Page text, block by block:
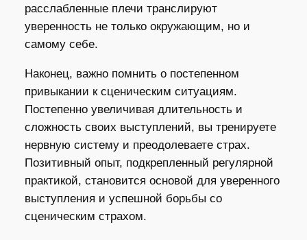
расслабленные плечи транслируют
уверенность не только окружающим, но и
самому себе.
Наконец, важно помнить о постепенном
привыкании к сценическим ситуациям.
Постепенно увеличивая длительность и
сложность своих выступлений, вы тренируете
нервную систему и преодолеваете страх.
Позитивный опыт, подкрепленный регулярной
практикой, становится основой для уверенного
выступления и успешной борьбы со
сценическим страхом.